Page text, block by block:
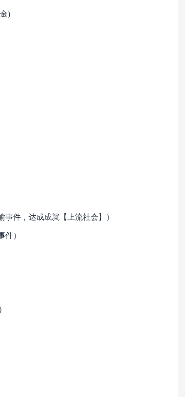
)
件，达成成就【上流社会】）
件）